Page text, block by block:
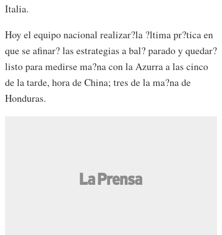
Italia.
Hoy el equipo nacional realizar?la ?ltima pr?tica en
que se afinar? las estrategias a bal? parado y quedar?
listo para medirse ma?na con la Azurra a las cinco
de la tarde, hora de China; tres de la ma?na de
Honduras.